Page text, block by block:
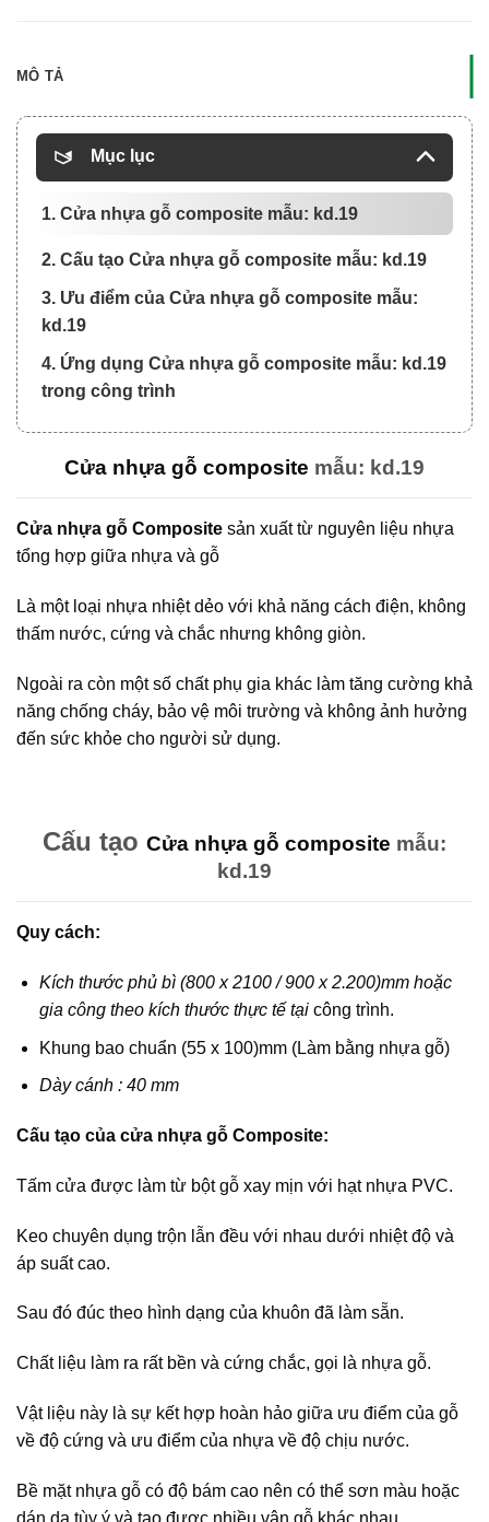
MÔ TẢ
Mục lục
1. Cửa nhựa gỗ composite mẫu: kd.19
2. Cấu tạo Cửa nhựa gỗ composite mẫu: kd.19
3. Ưu điểm của Cửa nhựa gỗ composite mẫu:
kd.19
4. Ứng dụng Cửa nhựa gỗ composite mẫu: kd.19
trong công trình
Cửa nhựa gỗ composite mẫu: kd.19
Cửa nhựa gỗ Composite sản xuất từ nguyên liệu nhựa
tổng hợp giữa nhựa và gỗ
Là một loại nhựa nhiệt dẻo với khả năng cách điện, không
thấm nước, cứng và chắc nhưng không giòn.
Ngoài ra còn một số chất phụ gia khác làm tăng cường khả
năng chống cháy, bảo vệ môi trường và không ảnh hưởng
đến sức khỏe cho người sử dụng.
Cấu tạo Cửa nhựa gỗ composite mẫu:
kd.19
Quy cách:
Kích thước phủ bì (800 x 2100 / 900 x 2.200)mm hoặc
gia công theo kích thước thực tế tại công trình.
Khung bao chuẩn (55 x 100)mm (Làm bằng nhựa gỗ)
Dày cánh : 40 mm
Cấu tạo của cửa nhựa gỗ Composite:
Tấm cửa được làm từ bột gỗ xay mịn với hạt nhựa PVC.
Keo chuyên dụng trộn lẫn đều với nhau dưới nhiệt độ và
áp suất cao.
Sau đó đúc theo hình dạng của khuôn đã làm sẵn.
Chất liệu làm ra rất bền và cứng chắc, gọi là nhựa gỗ.
Vật liệu này là sự kết hợp hoàn hảo giữa ưu điểm của gỗ
về độ cứng và ưu điểm của nhựa về độ chịu nước.
Bề mặt nhựa gỗ có độ bám cao nên có thể sơn màu hoặc
dán da tùy ý và tạo được nhiều vân gỗ khác nhau.